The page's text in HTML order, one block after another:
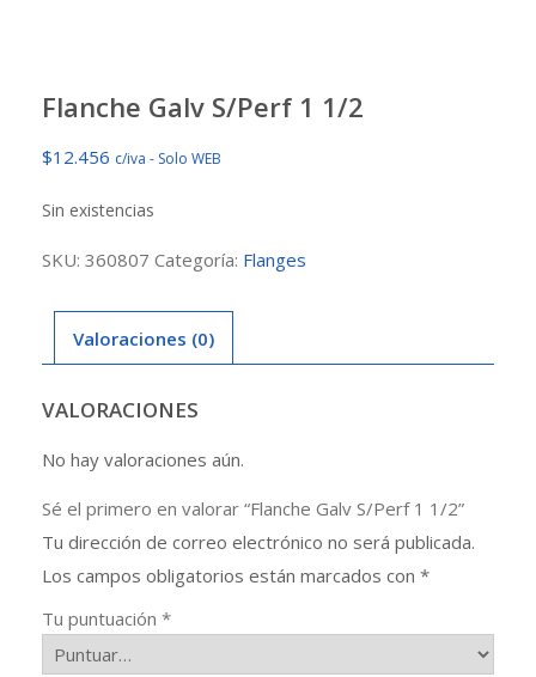
Flanche Galv S/Perf 1 1/2
$12.456 c/iva - Solo WEB
Sin existencias
SKU: 360807 Categoría: Flanges
Valoraciones (0)
VALORACIONES
No hay valoraciones aún.
Sé el primero en valorar “Flanche Galv S/Perf 1 1/2”
Tu dirección de correo electrónico no será publicada.
Los campos obligatorios están marcados con *
Tu puntuación *